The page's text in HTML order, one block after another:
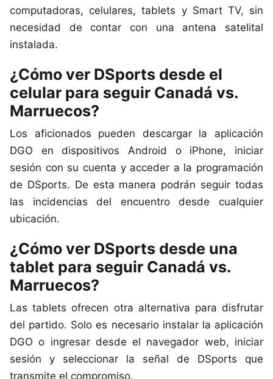
computadoras, celulares, tablets y Smart TV, sin
necesidad de contar con una antena satelital
instalada.
¿Cómo ver DSports desde el
celular para seguir Canadá vs.
Marruecos?
Los aficionados pueden descargar la aplicación
DGO en dispositivos Android o iPhone, iniciar
sesión con su cuenta y acceder a la programación
de DSports. De esta manera podrán seguir todas
las incidencias del encuentro desde cualquier
ubicación.
¿Cómo ver DSports desde una
tablet para seguir Canadá vs.
Marruecos?
Las tablets ofrecen otra alternativa para disfrutar
del partido. Solo es necesario instalar la aplicación
DGO o ingresar desde el navegador web, iniciar
sesión y seleccionar la señal de DSports que
transmite el compromiso.